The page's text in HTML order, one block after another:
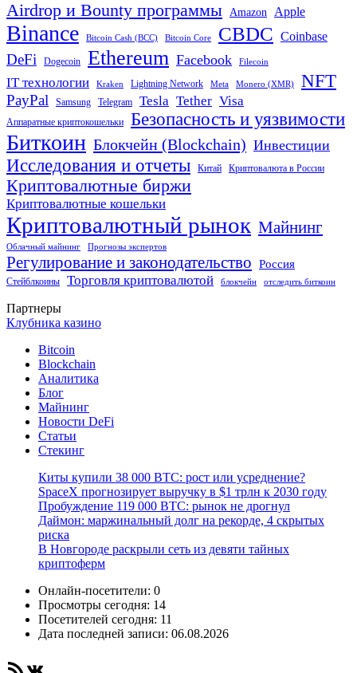
Airdrop и Bounty программы Amazon Apple
Binance Bitcoin Cash (BCC) Bitcoin Core CBDC Coinbase
DeFi Dogecoin Ethereum Facebook Filecoin
IT технологии Kraken Lightning Network Meta Monero (XMR) NFT
PayPal Samsung Telegram Tesla Tether Visa
Аппаратные криптокошельки Безопасность и уязвимости
Биткоин Блокчейн (Blockchain) Инвестиции
Исследования и отчеты Китай Криптовалюта в России
Криптовалютные биржи
Криптовалютные кошельки
Криптовалютный рынок Майнинг
Облачный майнинг Прогнозы экспертов
Регулирование и законодательство Россия
Стейблкоины Торговля криптовалютой блокчейн отследить биткоин
Партнеры
Клубника казино
Bitcoin
Blockchain
Аналитика
Блог
Майнинг
Новости DeFi
Статьи
Стекинг
Киты купили 38 000 BTC: рост или усреднение?
SpaceX прогнозирует выручку в $1 трлн к 2030 году
Пробуждение 119 000 BTC: рынок не дрогнул
Даймон: маржинальный долг на рекорде, 4 скрытых
риска
В Новгороде раскрыли сеть из девяти тайных
криптоферм
Онлайн-посетители: 0
Просмотры сегодня: 14
Посетителей сегодня: 11
Дата последней записи: 06.08.2026
RSS-лентаВКонтакте